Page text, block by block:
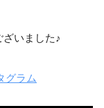
いました♪
グラム